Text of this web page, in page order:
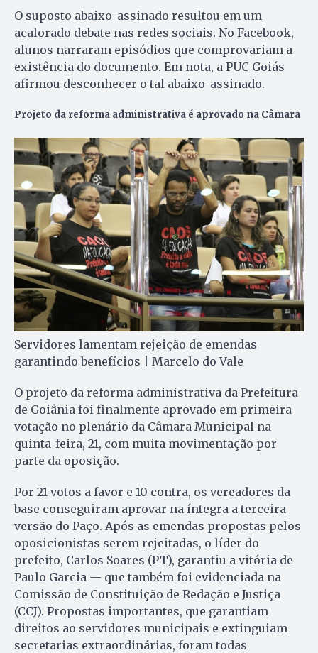
O suposto abaixo-assinado resultou em um
acalorado debate nas redes sociais. No Facebook,
alunos narraram episódios que comprovariam a
existência do documento. Em nota, a PUC Goiás
afirmou desconhecer o tal abaixo-assinado.
Projeto da reforma administrativa é aprovado na Câmara
Servidores lamentam rejeição de emendas
garantindo benefícios | Marcelo do Vale
O projeto da reforma administrativa da Prefeitura
de Goiâ­nia foi finalmente aprovado em primeira
votação no plenário da Câ­ma­ra Municipal na
quinta-feira, 21, com muita mo­vimentação por
parte da oposição.
Por 21 votos a favor e 10 contra, os vereadores da
base conseguiram aprovar na íntegra a terceira
versão do Paço. Após as emendas propostas pelos
oposicionistas serem rejeitadas, o líder do
prefeito, Carlos Soares (PT), garantiu a vitória de
Paulo Garcia — que também foi evidenciada na
Comissão de Constituição de Redação e Justiça
(CCJ). Propostas importantes, que garantiam
direitos ao servidores municipais e extinguiam
secretarias extraordinárias, foram todas